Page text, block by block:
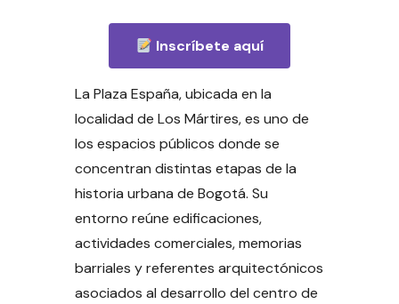
Inscríbete aquí
La Plaza España, ubicada en la
localidad de Los Mártires, es uno de
los espacios públicos donde se
concentran distintas etapas de la
historia urbana de Bogotá. Su
entorno reúne edificaciones,
actividades comerciales, memorias
barriales y referentes arquitectónicos
asociados al desarrollo del centro de